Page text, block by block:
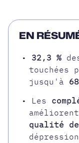
EN
• 32,3 %
touchées
jusqu'à
• Les
qualité